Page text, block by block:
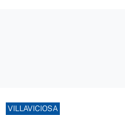
VILLAVICIOSA